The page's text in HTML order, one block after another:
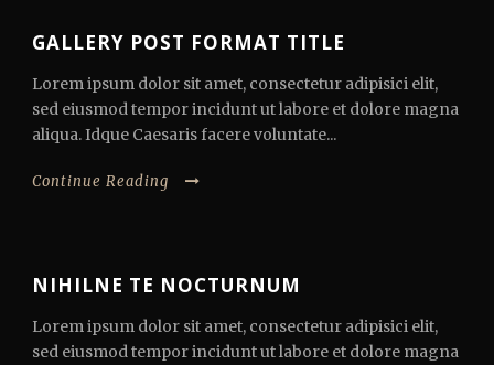
GALLERY POST FORMAT TITLE
Lorem ipsum dolor sit amet, consectetur adipisici elit,
sed eiusmod tempor incidunt ut labore et dolore magna
aliqua. Idque Caesaris facere voluntate...
Continue Reading
NIHILNE TE NOCTURNUM
Lorem ipsum dolor sit amet, consectetur adipisici elit,
sed eiusmod tempor incidunt ut labore et dolore magna